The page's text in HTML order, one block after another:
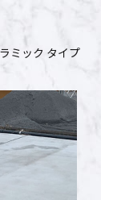
ミック タイプ